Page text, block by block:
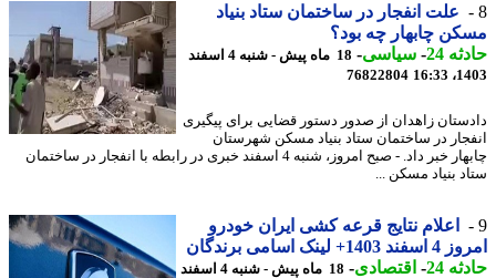
علت انفجار در ساختمان ستاد بنیاد
چابهار چه بود؟
24
-سیاسی-
18 ماه پیش - شنبه 4 اسفند
76822804
زاهدان از صدور دستور قضایی برای پیگیری
در ساختمان ستاد بنیاد مسکن شهرستان
چابهار خبر داد. - صبح امروز، شنبه 4 اسفند خبری در رابطه با انفجار در ساختمان
بنیاد مسکن ...
اعلام نتایج قرعه کشی ایران خودرو
لینک اسامی برندگان
24
-اقتصادی-
18 ماه پیش - شنبه 4 اسفند